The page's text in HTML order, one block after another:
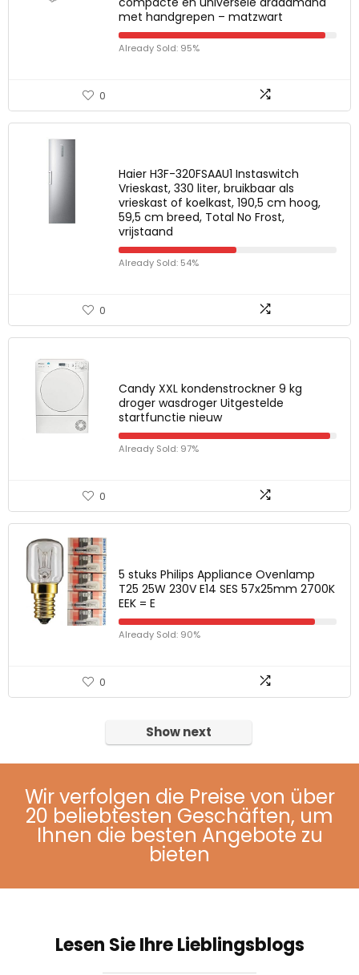
met handgrepen – matzwart
Already Sold: 95%
0
Haier H3F-320FSAAU1 Instaswitch
Vrieskast, 330 liter, bruikbaar als
vrieskast of koelkast, 190,5 cm hoog,
59,5 cm breed, Total No Frost,
vrijstaand
Already Sold: 54%
0
Candy XXL kondenstrockner 9 kg
droger wasdroger Uitgestelde
startfunctie nieuw
Already Sold: 97%
0
5 stuks Philips Appliance Ovenlamp
T25 25W 230V E14 SES 57x25mm 2700K
EEK = E
Already Sold: 90%
0
Show next
Wir verfolgen die Preise von über
20 beliebtesten Geschäften, um
Ihnen die besten Angebote zu
bieten
Lesen Sie Ihre Lieblingsblogs